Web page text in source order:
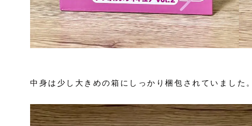
中身は少し大きめの箱にしっかり梱包されていました。